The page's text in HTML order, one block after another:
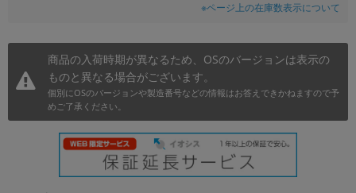
※ページ上の在庫数表示について
商品の入荷時期が異なるため、OSのバージョンは表示の
ものと異なる場合がございます。
個別にOSのバージョンや製造番号などの情報はお答えできかねますので予
めご了承ください。
モニタサイズ
円 ～ 円